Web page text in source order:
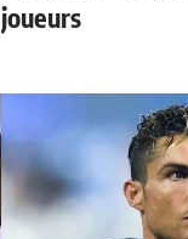
joueurs